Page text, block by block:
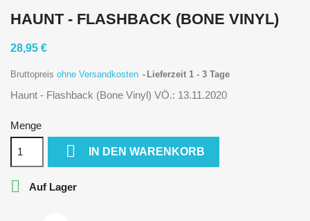
HAUNT - FLASHBACK (BONE VINYL)
28,95 €
Bruttopreis ohne Versandkosten Lieferzeit 1 - 3 Tage
Haunt - Flashback (Bone Vinyl) VÖ.: 13.11.2020
Menge
 IN DEN WARENKORB
 Auf Lager